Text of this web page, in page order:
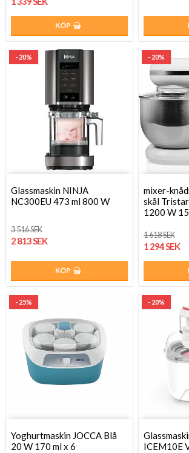
KÖP
- 20%
Glassmaskin NINJA
NC300EU 473 ml 800 W
3 516 SEK
2 813 SEK
KÖP
- 20%
mixer-
skål
1200 W
1 618 SEK
1 294 SEK
- 25%
Yoghurtmaskin JOCCA Blå
20 W 170 ml x 6
- 20%
ICEM10E